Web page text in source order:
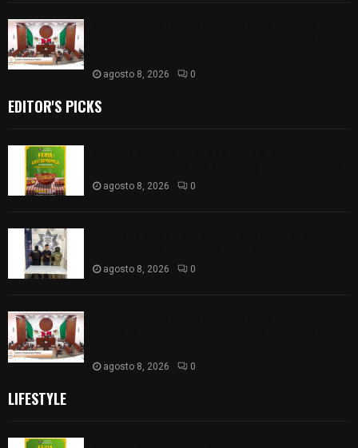
agosto 8, 2026 0
EDITOR'S PICKS
agosto 8, 2026 0
agosto 8, 2026 0
agosto 8, 2026 0
LIFESTYLE